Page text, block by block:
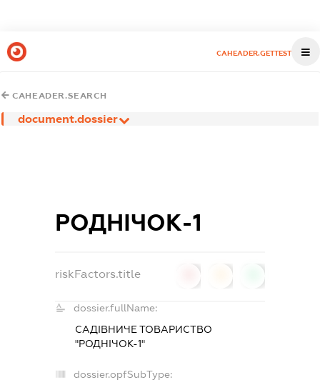
CAHEADER.GETTEST
CAHEADER.SEARCH
document.dossier
РОДНІЧОК-1
riskFactors.title
dossier.fullName:
САДІВНИЧЕ ТОВАРИСТВО
"РОДНІЧОК-1"
dossier.opfSubType: